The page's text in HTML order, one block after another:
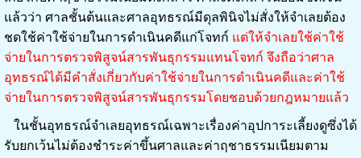
แล้วว่า ศาลชั้นต้นและศาลอุทธรณ์มีดุลพินิจไม่สั่งให้จำเลยต้อง
ชดใช้ค่าใช้จ่ายในการดำเนินคดีแก่โจทก์ แต่ให้จำเลยใช้ค่าใช้
จ่ายในการตรวจพิสูจน์สารพันธุกรรมแทนโจทก์ จึงถือว่าศาล
อุทธรณ์ได้มีคำสั่งเกี่ยวกับค่าใช้จ่ายในการดำเนินคดีและค่าใช้
จ่ายในการตรวจพิสูจน์สารพันธุกรรมโดยชอบด้วยกฎหมายแล้ว
ในชั้นอุทธรณ์จำเลยอุทธรณ์เฉพาะเรื่องค่าอุปการะเลี้ยงดูซึ่งได้
รับยกเว้นไม่ต้องชำระค่าขึ้นศาลและค่าฤชาธรรมเนียมตาม